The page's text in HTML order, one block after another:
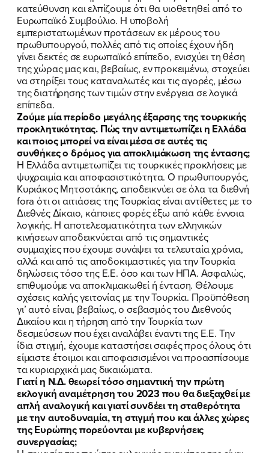
κατεύθυνση και ελπίζουμε ότι θα υιοθετηθεί από το
Ευρωπαϊκό Συμβούλιο. Η υποβολή
εμπεριστατωμένων προτάσεων εκ μέρους του
πρωθυπουργού, πολλές από τις οποίες έχουν ήδη
γίνει δεκτές σε ευρωπαϊκό επίπεδο, ενισχύει τη θέση
της χώρας μας και, βεβαίως, εν προκειμένω, στοχεύει
να στηρίξει τους καταναλωτές και τις αγορές, μέσω
της διατήρησης των τιμών στην ενέργεια σε λογικά
επίπεδα.
Ζούμε μία περίοδο μεγάλης έξαρσης της τουρκικής
προκλητικότητας. Πώς την αντιμετωπίζει η Ελλάδα
και ποιος μπορεί να είναι μέσα σε αυτές τις
συνθήκες ο δρόμος για αποκλιμάκωση της έντασης;
Η Ελλάδα αντιμετωπίζει τις τουρκικές προκλήσεις με
ψυχραιμία και αποφασιστικότητα. Ο πρωθυπουργός,
Κυριάκος Μητσοτάκης, αποδεικνύει σε όλα τα διεθνή
fora ότι οι αιτιάσεις της Τουρκίας είναι αντίθετες με το
Διεθνές Δίκαιο, κάποιες φορές έξω από κάθε έννοια
λογικής. Η αποτελεσματικότητα των ελληνικών
κινήσεων αποδεικνύεται από τις σημαντικές
συμμαχίες που έχουμε συνάψει τα τελευταία χρόνια,
αλλά και από τις αποδοκιμαστικές για την Τουρκία
δηλώσεις τόσο της Ε.Ε. όσο και των ΗΠΑ. Ασφαλώς,
επιθυμούμε να αποκλιμακωθεί ή ένταση. Θέλουμε
σχέσεις καλής γειτονίας με την Τουρκία. Προϋπόθεση
γι’ αυτό είναι, βεβαίως, ο σεβασμός του Διεθνούς
Δικαίου και η τήρηση από την Τουρκία των
δεσμεύσεων που έχει αναλάβει έναντι της Ε.Ε. Την
ίδια στιγμή, έχουμε καταστήσει σαφές προς όλους ότι
είμαστε έτοιμοι και αποφασισμένοι να προασπίσουμε
τα κυριαρχικά μας δικαιώματα.
Γιατί η Ν.Δ. θεωρεί τόσο σημαντική την πρώτη
εκλογική αναμέτρηση του 2023 που θα διεξαχθεί με
απλή αναλογική και γιατί συνδέει τη σταθερότητα
με την αυτοδυναμία, τη στιγμή που και άλλες χώρες
της Ευρώπης πορεύονται με κυβερνήσεις
συνεργασίας;